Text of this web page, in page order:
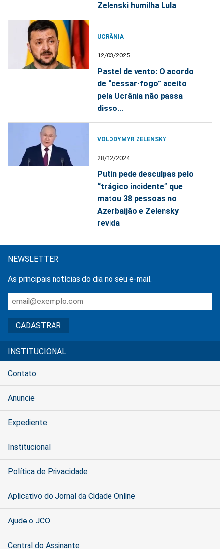
Zelenski humilha Lula
UCRÂNIA
12/03/2025
Pastel de vento: O acordo
de “cessar-fogo” aceito
pela Ucrânia não passa
disso...
VOLODYMYR ZELENSKY
28/12/2024
Putin pede desculpas pelo
“trágico incidente” que
matou 38 pessoas no
Azerbaijão e Zelensky
revida
NEWSLETTER
As principais notícias do dia no seu e-mail.
INSTITUCIONAL:
Contato
Anuncie
Expediente
Institucional
Política de Privacidade
Aplicativo do Jornal da Cidade Online
Ajude o JCO
Central do Assinante